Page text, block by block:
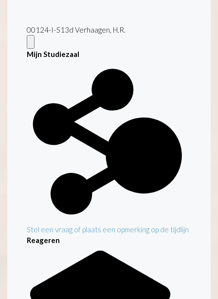
00124-I-513d Verhaagen, H.R.
Mijn Studiezaal
Stel een vraag of plaats een opmerking op de tijdlijn
Reageren